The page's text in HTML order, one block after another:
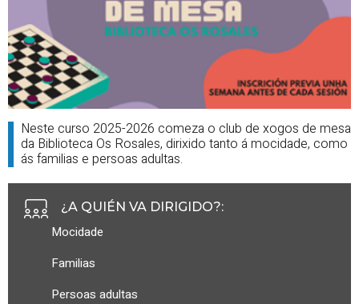
Neste curso 2025-2026 comeza o club de xogos de mesa
da Biblioteca Os Rosales, dirixido tanto á mocidade, como
ás familias e persoas adultas.
¿A QUIÉN VA DIRIGIDO?:
Mocidade
Familias
Persoas adultas